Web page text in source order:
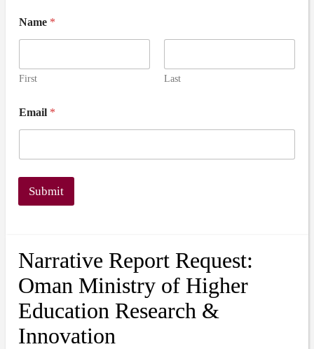
Name *
First Last
Email *
Submit
Narrative Report Request:
Oman Ministry of Higher
Education Research &
Innovation